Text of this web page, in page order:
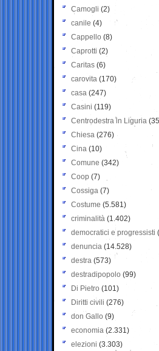
Camogli (2)
canile (4)
Cappello (8)
Caprotti (2)
Caritas (6)
carovita (170)
casa (247)
Casini (119)
Centrodestra in Liguria
Chiesa (276)
Cina (10)
Comune (342)
Coop (7)
Cossiga (7)
Costume (5.581)
criminalità (1.402)
democratici e progressisti
denuncia (14.528)
destra (573)
destradipopolo (99)
Di Pietro (101)
Diritti civili (276)
don Gallo (9)
economia (2.331)
elezioni (3.303)